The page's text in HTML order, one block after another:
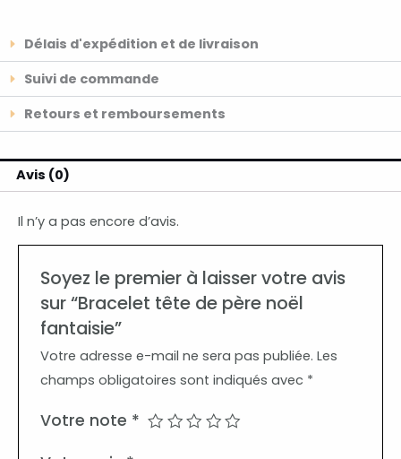
Délais d'expédition et de livraison
Suivi de commande
Retours et remboursements
Avis (0)
Il n’y a pas encore d’avis.
Soyez le premier à laisser votre avis
sur “Bracelet tête de père noël
fantaisie”
Votre adresse e-mail ne sera pas publiée. Les
champs obligatoires sont indiqués avec *
Votre note *